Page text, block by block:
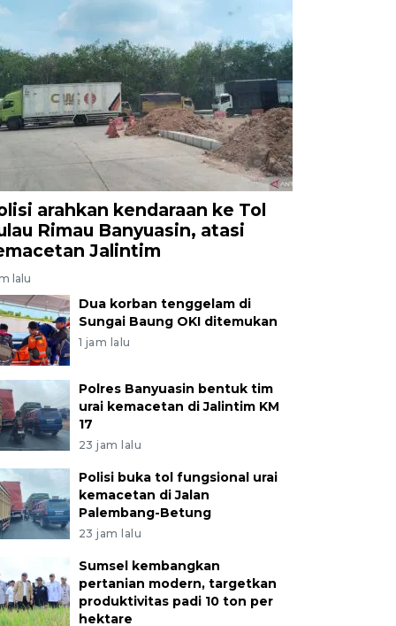
arahkan kendaraan ke Tol
Rimau Banyuasin, atasi
Jalintim
lalu
Dua korban tenggelam di
Sungai Baung OKI ditemukan
1 jam lalu
Polres Banyuasin bentuk tim
urai kemacetan di Jalintim KM
17
23 jam lalu
Polisi buka tol fungsional urai
kemacetan di Jalan
Palembang-Betung
23 jam lalu
Sumsel kembangkan
pertanian modern, targetkan
produktivitas padi 10 ton per
hektare